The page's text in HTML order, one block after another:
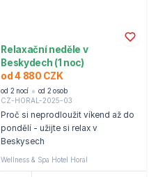
Relaxační neděle v
Beskydech (1 noc)
od 4 880 CZK
od 2 nocí
od 2 osob
CZ-HORAL-2025-03
Proč si neprodloužit víkend až do
pondělí - užijte si relax v
Beskysech
Wellness & Spa Hotel Horal